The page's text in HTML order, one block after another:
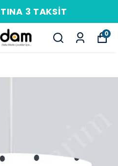
3 TAKSIT
0